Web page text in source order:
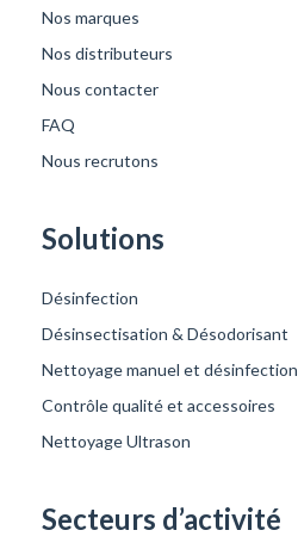
Nos marques
Nos distributeurs
Nous contacter
FAQ
Nous recrutons
Solutions
Désinfection
Désinsectisation & Désodorisant
Nettoyage manuel et désinfection
Contrôle qualité et accessoires
Nettoyage Ultrason
Secteurs d’activité